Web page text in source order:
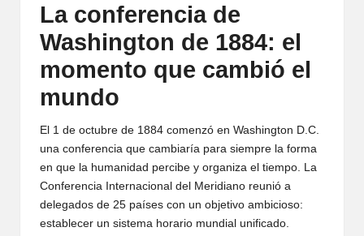
La conferencia de
Washington de 1884: el
momento que cambió el
mundo
El 1 de octubre de 1884 comenzó en Washington D.C.
una conferencia que cambiaría para siempre la forma
en que la humanidad percibe y organiza el tiempo. La
Conferencia Internacional del Meridiano reunió a
delegados de 25 países con un objetivo ambicioso:
establecer un sistema horario mundial unificado.